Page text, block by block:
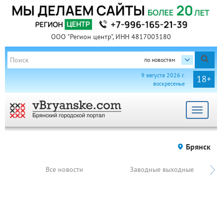
ООО "Регион центр", ИНН 4817003180
по новостям
18+
9 августа 2026 г.
воскресенье
Toggle
Брянск
Все новости Заводные выходные